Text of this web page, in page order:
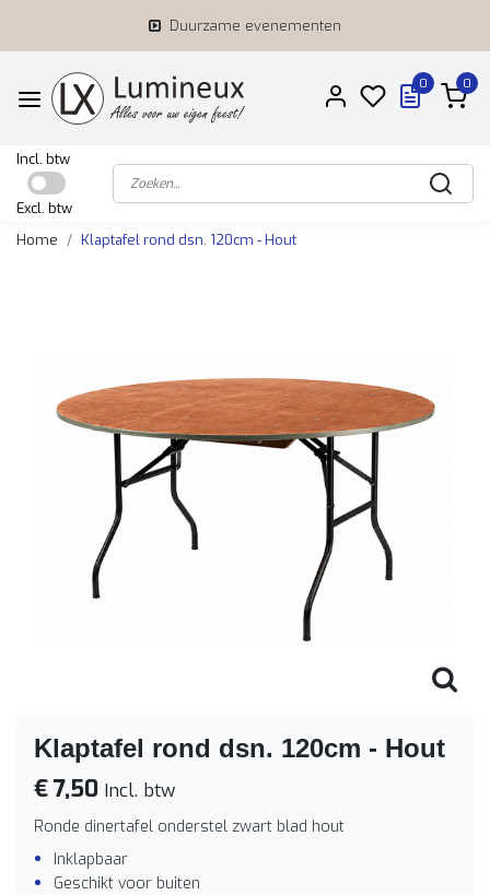
Duurzame evenementen
0 0
Incl. btw
Excl. btw
Home
Klaptafel rond dsn. 120cm - Hout
Klaptafel rond dsn. 120cm - Hout
€ 7,50 Incl. btw
Ronde dinertafel onderstel zwart blad hout
Inklapbaar
Geschikt voor buiten